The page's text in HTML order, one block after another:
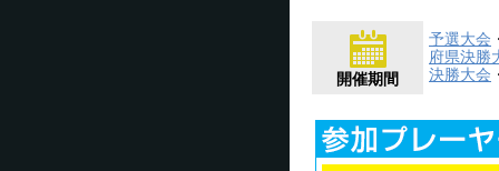
開催期間
予選大会
府県決勝
決勝大会